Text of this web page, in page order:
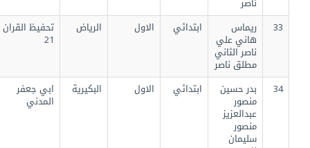
ريماس
هاني علي
ناصر الثاني
مطلق ناصر
ابتدائي الاول الرياض تحفيظ القران
بدر حسين
منصور
عبدالعزيز
منصور
سليمان
ابتدائي الاول البكيرية ابي جعفر
المدني